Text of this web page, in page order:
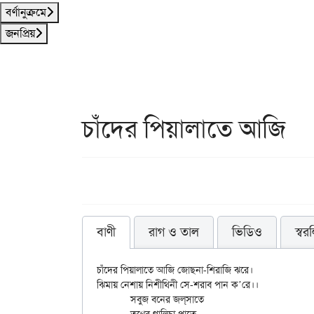
বর্ণানুক্রমে
জনপ্রিয়
চাঁদের পিয়ালাতে আজি
বাণী রাগ ও তাল ভিডিও
চাঁদের পিয়ালাতে আজি জোছনা-শিরাজি ঝরে।
ঝিমায় নেশায় নিশীথিনী সে-শরাব পান ক’রে।।
	সবুজ বনের জল্‌সাতে